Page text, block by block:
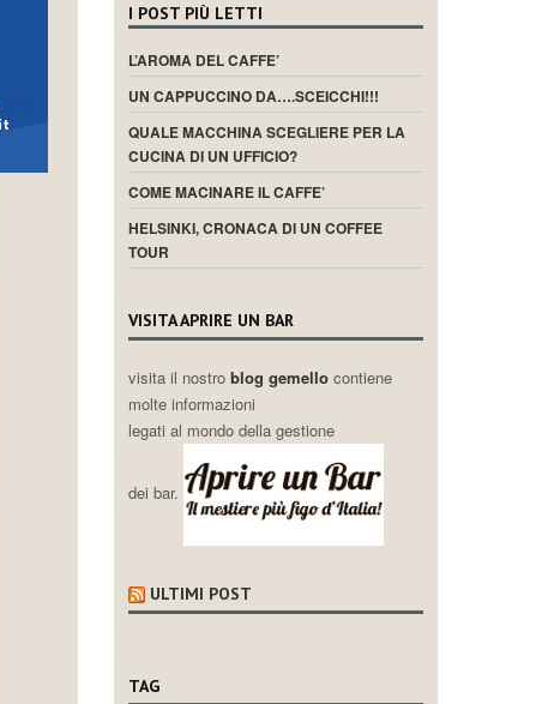
I POST PIÙ LETTI
L’AROMA DEL CAFFE’
UN CAPPUCCINO DA….SCEICCHI!!!
QUALE MACCHINA SCEGLIERE PER LA
CUCINA DI UN UFFICIO?
COME MACINARE IL CAFFE’
HELSINKI, CRONACA DI UN COFFEE
TOUR
VISITA APRIRE UN BAR
visita il nostro blog gemello contiene
molte informazioni
legati al mondo della gestione
dei bar.
ULTIMI POST
TAG